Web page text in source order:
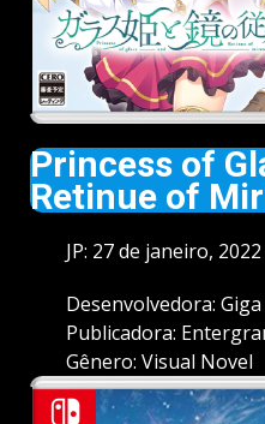
Princess of
Retinue of
JP: 27 de janeiro, 2022
Desenvolvedora: Giga
Publicadora:
Gênero: Visual Novel